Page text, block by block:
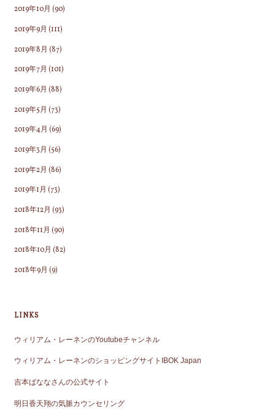
2019年10月 (90)
2019年9月 (111)
2019年8月 (87)
2019年7月 (101)
2019年6月 (88)
2019年5月 (73)
2019年4月 (69)
2019年3月 (56)
2019年2月 (86)
2019年1月 (73)
2018年12月 (93)
2018年11月 (90)
2018年10月 (82)
2018年9月 (9)
LINKS
ウィリアム・レーネンのYoutubeチャンネル
ウィリアム・レーネンのショッピングサイトIBOK Japan
吉本ばななさんの公式サイト
明日香天翔の気脈カウンセリング